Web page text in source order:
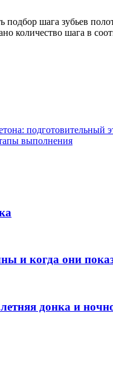
подбор шага зубьев
количество шага в
подготовительный
выполнения
и когда они
донка и